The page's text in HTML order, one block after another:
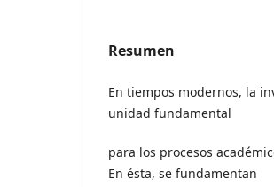
Resumen
En tiempos modernos, la
unidad fundamental
para los procesos
En ésta, se fundamentan